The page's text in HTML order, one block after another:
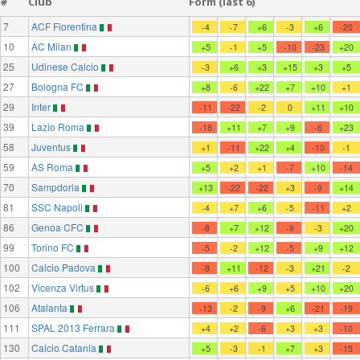
7 ACF Fiorentina -4 -7 +6 -3 +6 -20
10 AC Milan +5 -1 +5 -10 -23 +20
25 Udinese Calcio -3 +6 +3 +15 +3 +5
27 Bologna FC +8 -6 +22 +7 +10 +1
29 Inter -11 -22 -2 0 +11 +10
39 Lazio Roma -18 +11 +7 +9 -6 +23
58 Juventus +1 -11 +22 +4 -10 -1
59 AS Roma +5 +2 +1 -7 +10 -14
70 Sampdoria +13 -22 -22 +3 -9 +14
81 SSC Napoli -4 +7 +6 -5 -11 +2
86 Genoa CFC -8 +7 +12 -9 -3 +20
99 Torino FC -5 -2 +12 -5 +9 +12
100 Calcio Padova -8 +11 -12 -3 +21 -2
102 Vicenza Virtus -6 +6 +9 +5 +10 +20
106 Atalanta -13 -2 -9 +6 -21 -19
111 SPAL 2013 Ferrara +4 +2 -6 +3 +3 -10
130 Calcio Catania +5 -3 -1 +7 +3 -15